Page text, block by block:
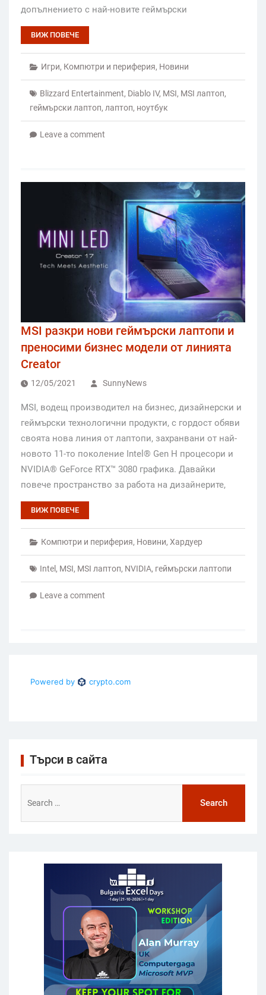
допълнението с най-новите геймърски
ВИЖ ПОВЕЧЕ
Игри, Компютри и периферия, Новини
Blizzard Entertainment, Diablo IV, MSI, MSI лаптоп,
геймърски лаптоп, лаптоп, ноутбук
Leave a comment
MSI разкри нови геймърски лаптопи и
преносими бизнес модели от линията
Creator
12/05/2021 SunnyNews
MSI, водещ производител на бизнес, дизайнерски и
геймърски технологични продукти, с гордост обяви
своята нова линия от лаптопи, захранвани от най-
новото 11-то поколение Intel® Gen H процесори и
NVIDIA® GeForce RTX™ 3080 графика. Давайки
повече пространство за работа на дизайнерите,
ВИЖ ПОВЕЧЕ
Компютри и периферия, Новини, Хардуер
Intel , MSI, MSI лаптоп, NVIDIA, геймърски лаптопи
Leave a comment
Търси в сайта
for: